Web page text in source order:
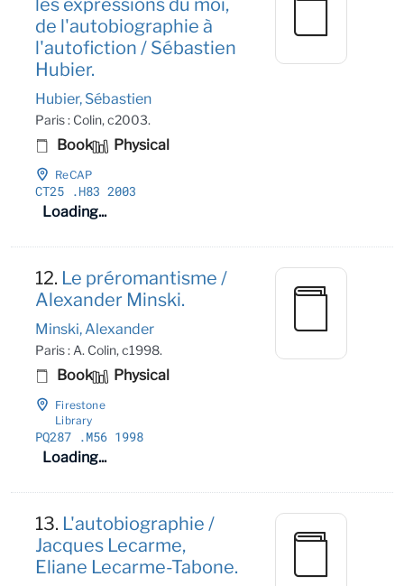
les expressions du moi,
de l'autobiographie à
l'autofiction / Sébastien
Hubier.
Hubier, Sébastien
Paris : Colin, c2003.
Book Physical
ReCAP
CT25 .H83 2003
Loading...
12. Le préromantisme /
Alexander Minski.
Minski, Alexander
Paris : A. Colin, c1998.
Book Physical
Firestone
Library
PQ287 .M56 1998
Loading...
13. L'autobiographie /
Jacques Lecarme,
Eliane Lecarme-Tabone.